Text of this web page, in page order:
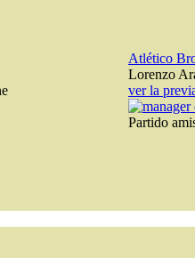
Atlético
Lorenzo
ver la
Partido